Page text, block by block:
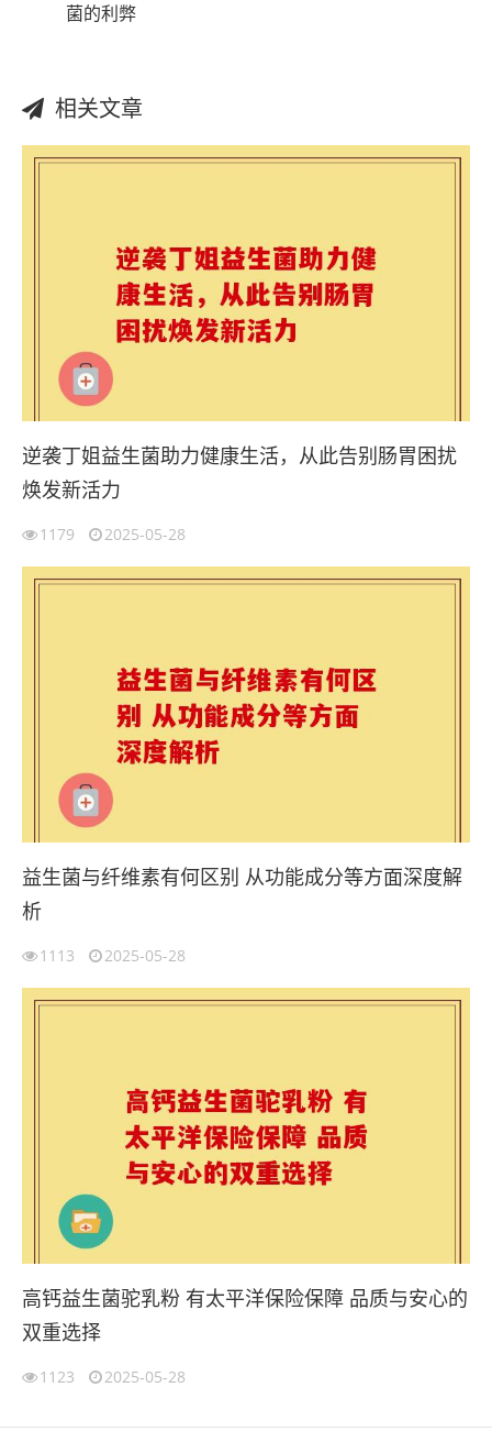
菌的利弊
相关文章
逆袭丁姐益生菌助力健康生活，从此告别肠胃困扰
焕发新活力
1179 2025-05-28
益生菌与纤维素有何区别 从功能成分等方面深度解
析
1113 2025-05-28
高钙益生菌驼乳粉 有太平洋保险保障 品质与安心的
双重选择
1123 2025-05-28